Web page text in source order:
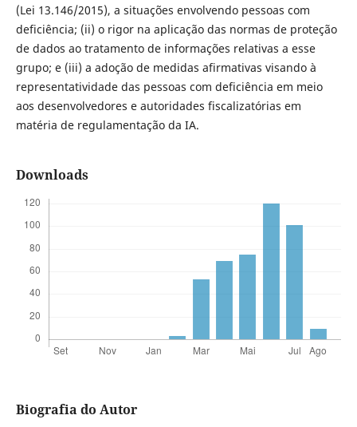
(Lei 13.146/2015), a situações envolvendo pessoas com
deficiência; (ii) o rigor na aplicação das normas de proteção
de dados ao tratamento de informações relativas a esse
grupo; e (iii) a adoção de medidas afirmativas visando à
representatividade das pessoas com deficiência em meio
aos desenvolvedores e autoridades fiscalizatórias em
matéria de regulamentação da IA.
Downloads
Biografia do Autor